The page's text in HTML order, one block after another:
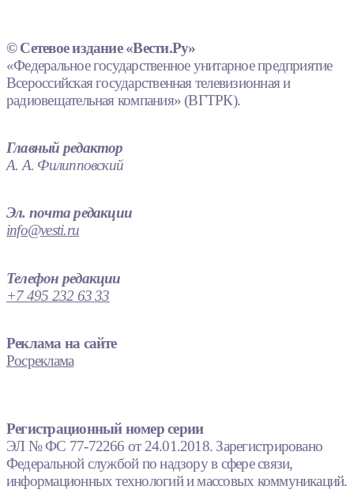
© Сетевое издание «Вести.Ру»
«Федеральное государственное унитарное предприятие
Всероссийская государственная телевизионная и
радиовещательная компания» (ВГТРК).
Главный редактор
А. А. Филипповский
Эл. почта редакции
info@vesti.ru
Телефон редакции
+7 495 232 63 33
Реклама на сайте
Росреклама
Регистрационный номер серии
ЭЛ № ФС 77-72266 от 24.01.2018. Зарегистрировано
Федеральной службой по надзору в сфере связи,
информационных технологий и массовых коммуникаций.